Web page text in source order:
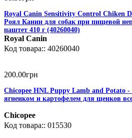
Royal Canin Sensitivity Control Chiken
Роял Канин для собак при пищевой
паштет 410 г (40260040)
Royal Canin
40260040
200.00грн
Chicopee HNL Puppy Lamb and Potato
ягненком и картофелем для щенков
Chicopee
015530